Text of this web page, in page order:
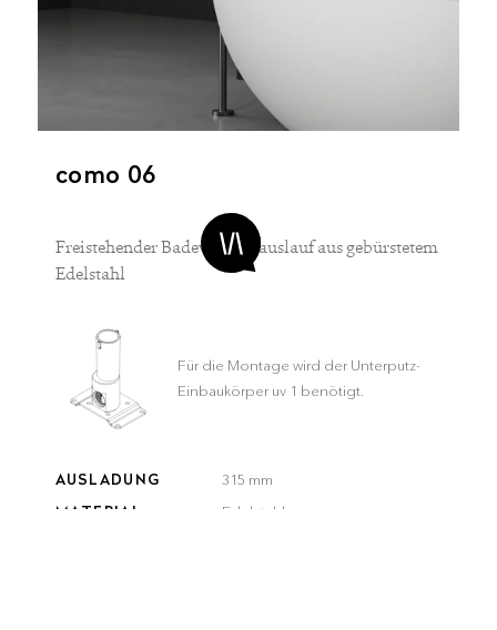
como 06
Freistehender Badewannenauslauf aus gebürstetem
Edelstahl
Für die Montage wird der Unterputz-
Einbaukörper uv 1 benötigt.
AUSLADUNG 315 mm
MATERIAL Edelstahl